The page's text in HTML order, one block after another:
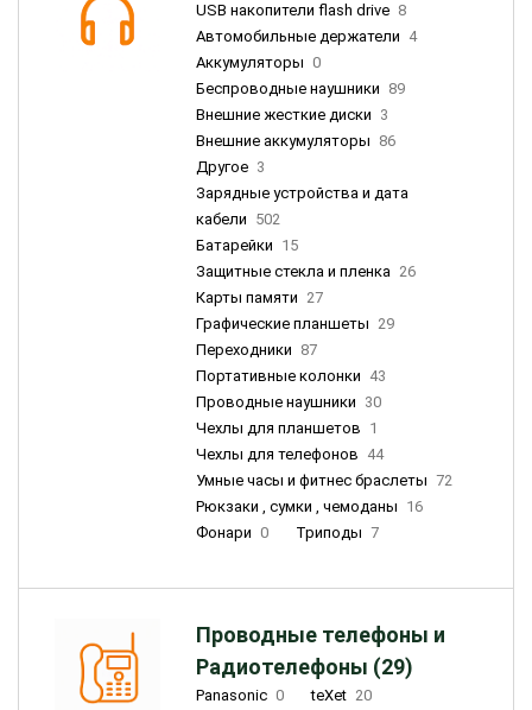
USB накопители flash drive 8
Автомобильные держатели 4
Аккумуляторы 0
Беспроводные наушники 89
Внешние жесткие диски 3
Внешние аккумуляторы 86
Другое 3
Зарядные устройства и дата
кабели 502
Батарейки 15
Защитные стекла и пленка 26
Карты памяти 27
Графические планшеты 29
Переходники 87
Портативные колонки 43
Проводные наушники 30
Чехлы для планшетов 1
Чехлы для телефонов 44
Умные часы и фитнес браслеты 72
Рюкзаки , сумки , чемоданы 16
Фонари 0 Триподы 7
Проводные телефоны и
Радиотелефоны (29)
Panasonic 0 teXet 20